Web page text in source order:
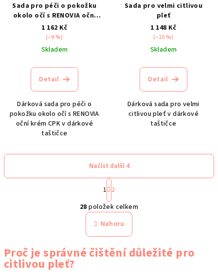
Sada pro péči o pokožku
okolo očí s RENOVIA oční
krém CPK
1 162 Kč
(–9 %)
Skladem
Detail
Dárková sada pro péči o
pokožku okolo očí s RENOVIA
oční krém CPK v dárkové
taštičce
Sada pro velmi citlivou
pleť
1 148 Kč
(–10 %)
Skladem
Detail
Dárková sada pro velmi
citlivou pleť v dárkové
taštičce
O
v
l
á
d
a
Načíst další 4
S
t
r
á
n
k
o
v
á
1 2
28 položek celkem
Nahoru
Proč je správné čištění důležité pro
citlivou pleť?